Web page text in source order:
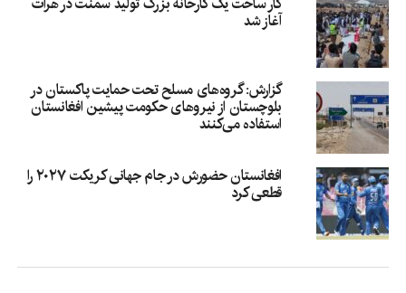
آغاز شد
گزارش: گروه‌های مسلح تحت حمایت پاکستان در
بلوچستان از نیروهای حکومت پیشین افغانستان
استفاده می‌کنند
افغانستان حضورش در جام جهانی کریکت ۲۰۲۷ را
قطعی کرد